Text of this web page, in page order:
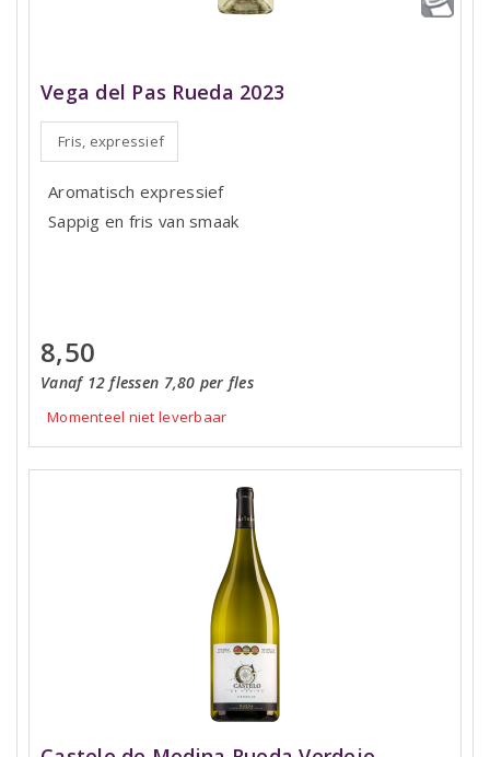
Vega del Pas Rueda 2023
Fris, expressief
Aromatisch expressief
Sappig en fris van smaak
8,50
Vanaf 12 flessen 7,80 per fles
Momenteel niet leverbaar